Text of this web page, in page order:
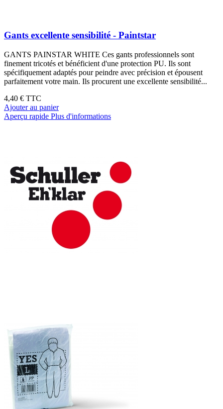
Gants excellente sensibilité - Paintstar
GANTS PAINSTAR WHITE Ces gants professionnels sont
finement tricotés et bénéficient d'une protection PU. Ils sont
spécifiquement adaptés pour peindre avec précision et épousent
parfaitement votre main. Ils procurent une excellente sensibilité...
4,40 € TTC
Ajouter au panier
Aperçu rapide Plus d'informations